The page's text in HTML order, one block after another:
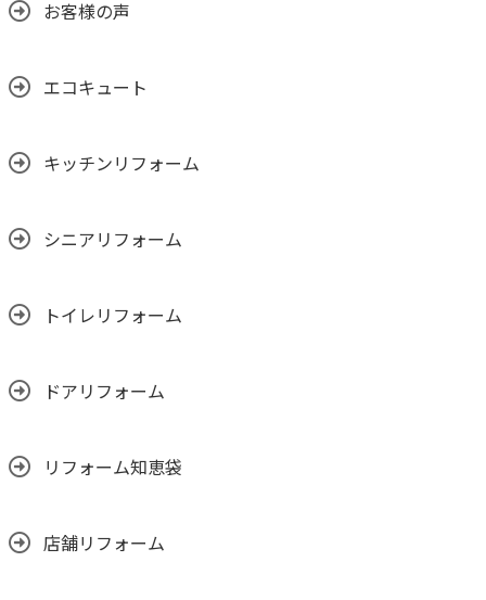
お客様の声
エコキュート
キッチンリフォーム
シニアリフォーム
トイレリフォーム
ドアリフォーム
リフォーム知恵袋
店舗リフォーム